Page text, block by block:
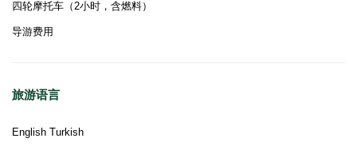
四轮摩托车（2小时，含燃料）
导游费用
旅游语言
English Turkish